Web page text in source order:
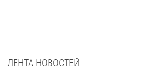
ЛЕНТА НОВОСТЕЙ